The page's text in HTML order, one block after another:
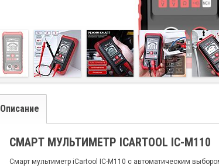
Описание
СМАРТ МУЛЬТИМЕТР ICARTOOL IC-M110
Смарт мультиметр iCartool IC-M110 с автоматическим